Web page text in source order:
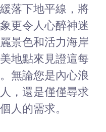
落下地平線，將
更令人心醉神迷
景色和活力海岸
地點來見證這每
無論您是內心浪
，還是僅僅尋求
人的需求。